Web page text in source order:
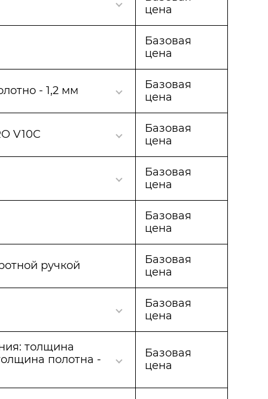
цена
Базовая
цена
- 1,2 мм
Базовая
цена
V10C
Базовая
цена
Базовая
цена
Базовая
цена
ручкой
Базовая
цена
Базовая
цена
толщина
полотна -
Базовая
цена